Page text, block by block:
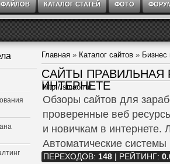
ФАЙЛОВ КАТАЛОГ СТАТЕЙ ФОТО
Главная » Каталог сайтов »
САЙТЫ ПРАВИЛЬНАЯ
ИНТЕРНЕТЕ
http://sinao.ru/
Обзоры сайтов для
проверенные веб
и новичкам в
Автоматические
ПЕРЕХОДОВ: 148 РЕЙТИНГ: